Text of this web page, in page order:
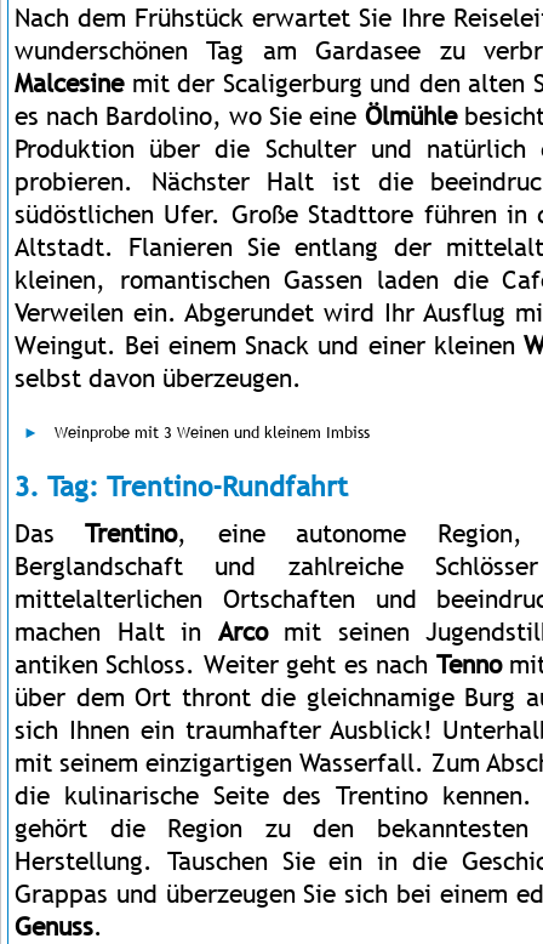
Nach dem Frühstück erwartet Sie Ihre
wunderschönen Tag am Gardasee zu
Malcesinemit der Scaligerburg und den alten
es nach Bardolino, wo Sie eine Ölmühle
Produktion über die Schulter und natürlich
probieren. Nächster Halt ist die
südöstlichen Ufer. Große Stadttore führen
Altstadt. Flanieren Sie entlang der
kleinen, romantischen Gassen laden die
Verweilen ein. Abgerundet wird Ihr Ausflug
Weingut. Bei einem Snack und einer kleinen
selbst davon überzeugen.
Weinprobe mit 3 Weinen und kleinem Imbiss
3. Tag: Trentino-Rundfahrt
DasTrentino, eine autonome Region,
Berglandschaft und zahlreiche
mittelalterlichen Ortschaften und
machen Halt in Arcomit seinen
antiken Schloss. Weiter geht es nach Tennomit
über dem Ort thront die gleichnamige Burg
sich Ihnen ein traumhafter Ausblick!
mit seinem einzigartigen Wasserfall. Zum
die kulinarische Seite des Trentino
gehört die Region zu den
Herstellung. Tauschen Sie ein in die
Grappas und überzeugen Sie sich bei einem
Genuss.